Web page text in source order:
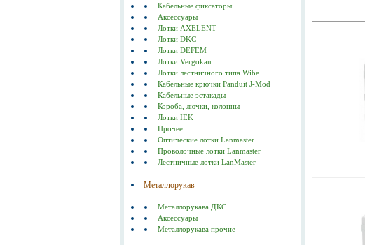
Кабельные фиксаторы
Аксессуары
Лотки AXELENT
Лотки DKC
Лотки DEFEM
Лотки Vergokan
Лотки лестничного типа Wibe
Кабельные крючки Panduit J-Mod
Кабельные эстакады
Короба, лючки, колонны
Лотки IEK
Прочее
Оптические лотки Lanmaster
Проволочные лотки Lanmaster
Лестничные лотки LanMaster
Металлорукав
Металлорукава ДКС
Аксессуары
Металлорукава прочие